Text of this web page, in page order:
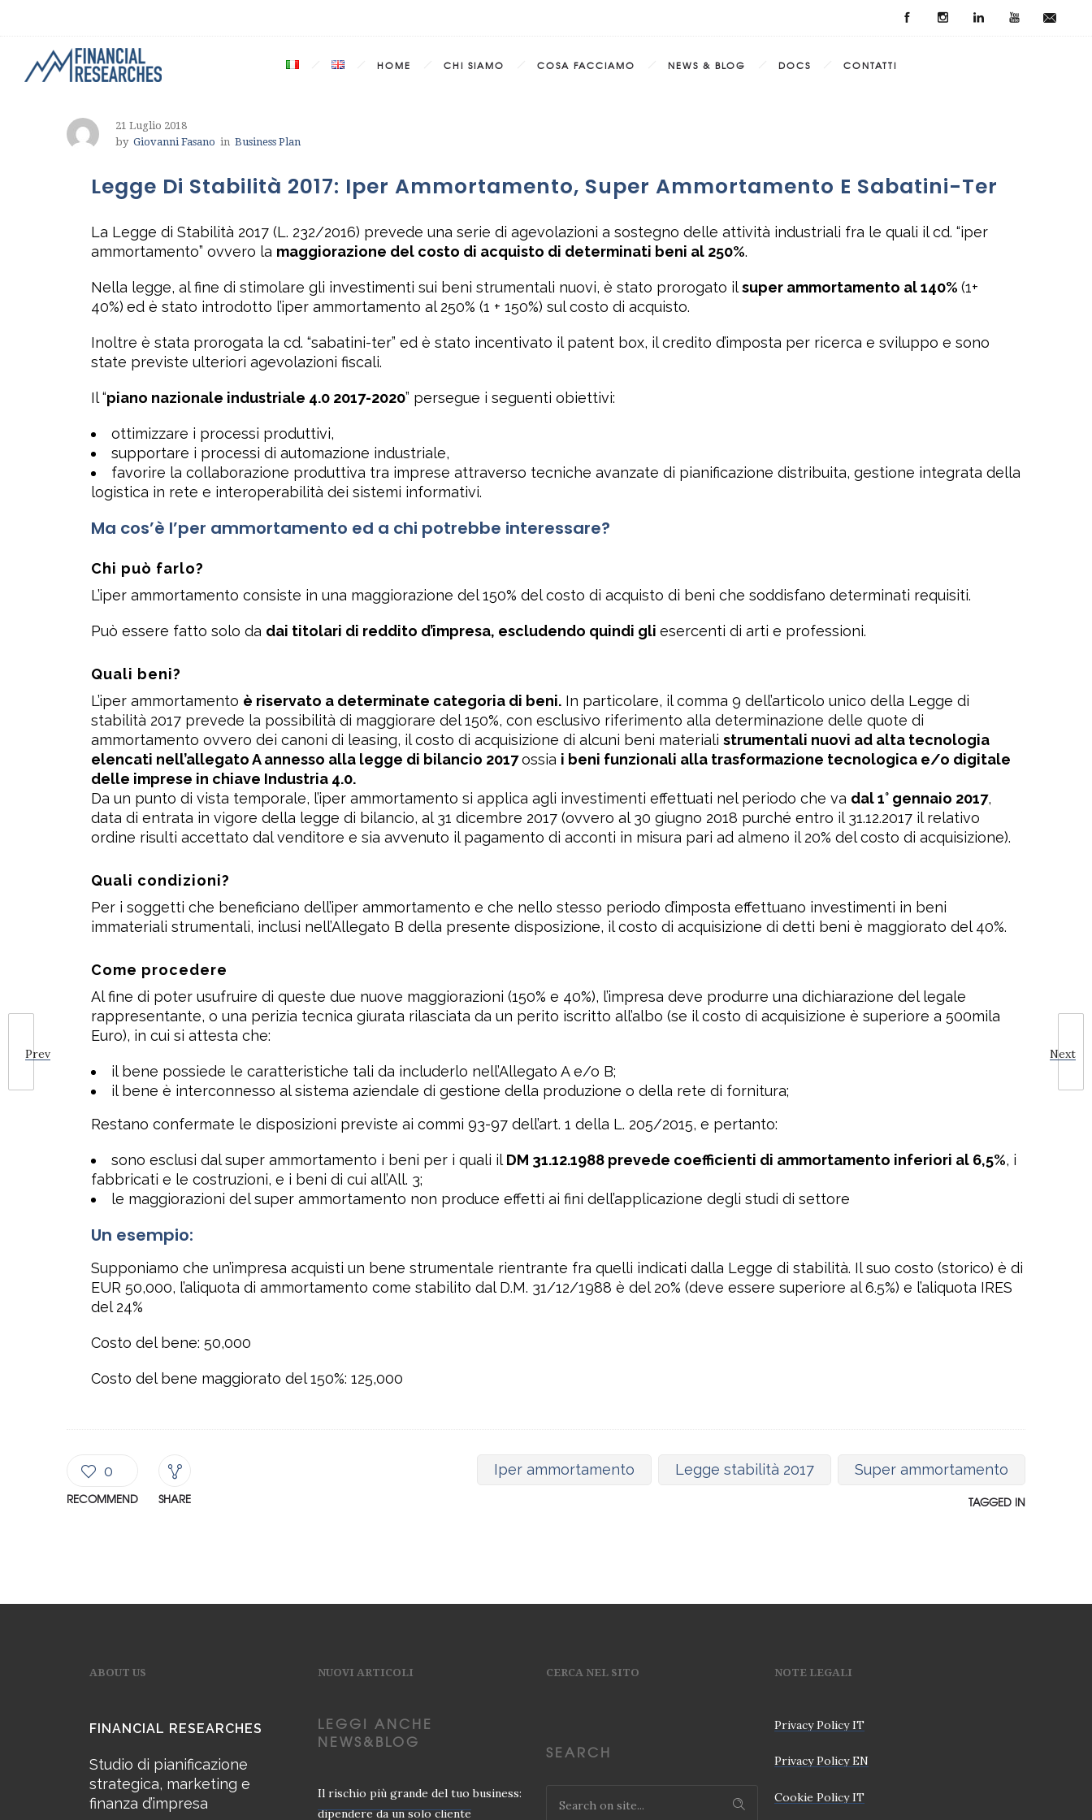
HOME CHI SIAMO COSA FACCIAMO NEWS & BLOG DOCS CONTATTI
Prev Next
21 Luglio 2018
by Giovanni Fasano in Business Plan
Legge Di Stabilità 2017: Iper Ammortamento, Super Ammortamento E Sabatini-Ter
La Legge di Stabilità 2017 (L. 232/2016) prevede una serie di agevolazioni a sostegno delle attività industriali fra le quali il cd. “iper
ammortamento” ovvero la maggiorazione del costo di acquisto di determinati beni al 250%.
Nella legge, al fine di stimolare gli investimenti sui beni strumentali nuovi, è stato prorogato ilsuper ammortamento al 140% (1+
40%) ed è stato introdotto l’iper ammortamento al 250% (1 + 150%) sul costo di acquisto.
Inoltre è stata prorogata la cd. “sabatini-ter” ed è stato incentivato il patent box, il credito d’imposta per ricerca e sviluppo e sono
state previste ulteriori agevolazioni fiscali.
Il “piano nazionale industriale 4.0 2017-2020” persegue i seguenti obiettivi:
ottimizzare i processi produttivi,
supportare i processi di automazione industriale,
favorire la collaborazione produttiva tra imprese attraverso tecniche avanzate di pianificazione distribuita, gestione integrata della
logistica in rete e interoperabilità dei sistemi informativi.
Ma cos’è l’per ammortamento ed a chi potrebbe interessare?
Chi può farlo?
L’iper ammortamento consiste in una maggiorazione del 150% del costo di acquisto di beni che soddisfano determinati requisiti.
Può essere fatto solo da dai titolari di reddito d’impresa, escludendo quindi gli esercenti di arti e professioni.
Quali beni?
L’iper ammortamento è riservato a determinate categoria di beni. In particolare, il comma 9 dell’articolo unico della Legge di
stabilità 2017 prevede la possibilità di maggiorare del 150%, con esclusivo riferimento alla determinazione delle quote di
ammortamento ovvero dei canoni di leasing, il costo di acquisizione di alcuni beni materiali strumentali nuovi ad alta tecnologia
elencati nell’allegato A annesso alla legge di bilancio 2017ossia i beni funzionali alla trasformazione tecnologica e/o digitale
delle imprese in chiave Industria 4.0.
Da un punto di vista temporale, l’iper ammortamento si applica agli investimenti effettuati nel periodo che va dal 1° gennaio 2017,
data di entrata in vigore della legge di bilancio, al 31 dicembre 2017 (ovvero al 30 giugno 2018 purché entro il 31.12.2017 il relativo
ordine risulti accettato dal venditore e sia avvenuto il pagamento di acconti in misura pari ad almeno il 20% del costo di acquisizione).
Quali condizioni?
Per i soggetti che beneficiano dell’iper ammortamento e che nello stesso periodo d’imposta effettuano investimenti in beni
immateriali strumentali, inclusi nell’Allegato B della presente disposizione, il costo di acquisizione di detti beni è maggiorato del 40%.
Come procedere
Al fine di poter usufruire di queste due nuove maggiorazioni (150% e 40%), l’impresa deve produrre una dichiarazione del legale
rappresentante, o una perizia tecnica giurata rilasciata da un perito iscritto all’albo (se il costo di acquisizione è superiore a 500mila
Euro), in cui si attesta che:
il bene possiede le caratteristiche tali da includerlo nell’Allegato A e/o B;
il bene è interconnesso al sistema aziendale di gestione della produzione o della rete di fornitura;
Restano confermate le disposizioni previste ai commi 93-97 dell’art. 1 della L. 205/2015, e pertanto:
sono esclusi dal super ammortamento i beni per i quali il DM 31.12.1988 prevede coefficienti di ammortamento inferiori al 6,5%, i
fabbricati e le costruzioni, e i beni di cui all’All. 3;
le maggiorazioni del super ammortamento non produce effetti ai fini dell’applicazione degli studi di settore
Un esempio:
Supponiamo che un’impresa acquisti un bene strumentale rientrante fra quelli indicati dalla Legge di stabilità. Il suo costo (storico) è di
EUR 50,000, l’aliquota di ammortamento come stabilito dal D.M. 31/12/1988 è del 20% (deve essere superiore al 6.5%) e l’aliquota IRES
del 24%
Costo del bene: 50,000
Costo del bene maggiorato del 150%: 125,000
0
RECOMMEND SHARE
Iper ammortamento Legge stabilità 2017 Super ammortamento
TAGGED IN
ABOUT US
FINANCIAL RESEARCHES
Studio di pianificazione
strategica, marketing e
finanza d’impresa
NUOVI ARTICOLI
LEGGI ANCHE
NEWS&BLOG
Il rischio più grande del tuo business:
dipendere da un solo cliente
CERCA NEL SITO
SEARCH
NOTE LEGALI
Privacy Policy IT
Privacy Policy EN
Cookie Policy IT